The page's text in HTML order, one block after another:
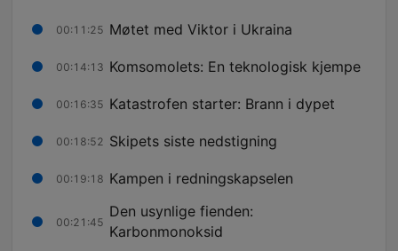
00:11:25 Møtet med Viktor i Ukraina
00:14:13 Komsomolets: En teknologisk kjempe
00:16:35 Katastrofen starter: Brann i dypet
00:18:52 Skipets siste nedstigning
00:19:18 Kampen i redningskapselen
00:21:45
Den usynlige fienden:
Karbonmonoksid